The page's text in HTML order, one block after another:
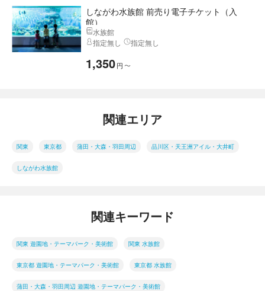
しながわ水族館 前売り電子チケット（入
館）
水族館
指定無し
指定無し
1,350円 〜
関連エリア
関東 東京都 蒲田・大森・羽田周辺 品川区・天王洲アイル・大井町
しながわ水族館
関連キーワード
関東 遊園地・テーマパーク・美術館 関東 水族館
東京都 遊園地・テーマパーク・美術館 東京都 水族館
蒲田・大森・羽田周辺 遊園地・テーマパーク・美術館